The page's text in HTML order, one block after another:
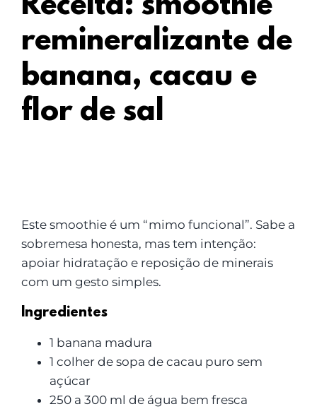
Receita: smoothie
remineralizante de
banana, cacau e
flor de sal
Este smoothie é um “mimo funcional”. Sabe a
sobremesa honesta, mas tem intenção:
apoiar hidratação e reposição de minerais
com um gesto simples.
Ingredientes
1 banana madura
1 colher de sopa de cacau puro sem
açúcar
250 a 300 ml de água bem fresca